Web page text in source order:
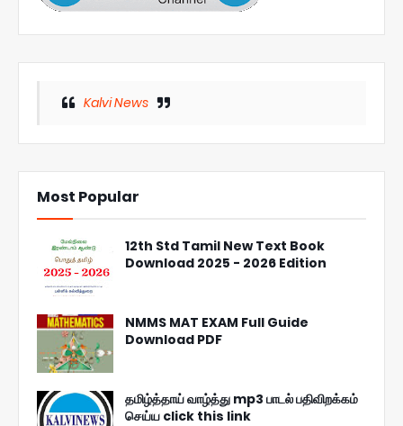
Kalvi News
Most Popular
12th Std Tamil New Text Book
Download 2025 - 2026 Edition
NMMS MAT EXAM Full Guide
Download PDF
தமிழ்த்தாய் வாழ்த்து mp3 பாடல் பதிவிறக்கம்
செய்ய click this link